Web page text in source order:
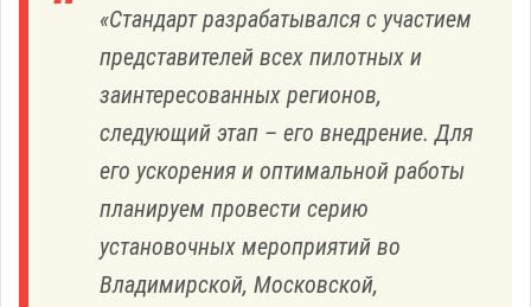
«Стандарт разрабатывался с участием
представителей всех пилотных и
заинтересованных регионов,
следующий этап – его внедрение. Для
его ускорения и оптимальной работы
планируем провести серию
установочных мероприятий во
Владимирской, Московской,